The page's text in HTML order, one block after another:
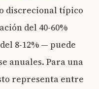
discrecional típico
del 40-60%
8-12% — puede
anuales. Para una
representa entre